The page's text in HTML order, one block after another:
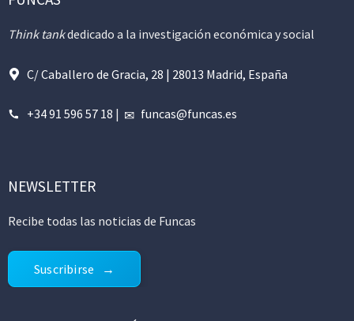
Think tankdedicado a la investigación económica y social
C/ Caballero de Gracia, 28 | 28013 Madrid, España
+34 91 596 57 18 | funcas@funcas.es
NEWSLETTER
Recibe todas las noticias de Funcas
Suscribirse